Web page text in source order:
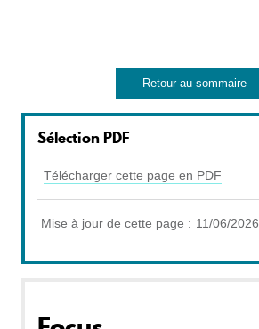
Retour au sommaire
Sélection PDF
Télécharger cette page en PDF
Mise à jour de cette page : 11/06/2026